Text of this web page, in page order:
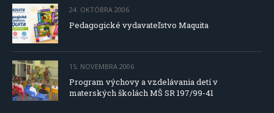
24. OKTÓBRA 2006
Pedagogické vydavateľstvo Maquita
15. NOVEMBRA 2006
Program výchovy a vzdelávania detí v
materských školách MŠ SR 197/99-41